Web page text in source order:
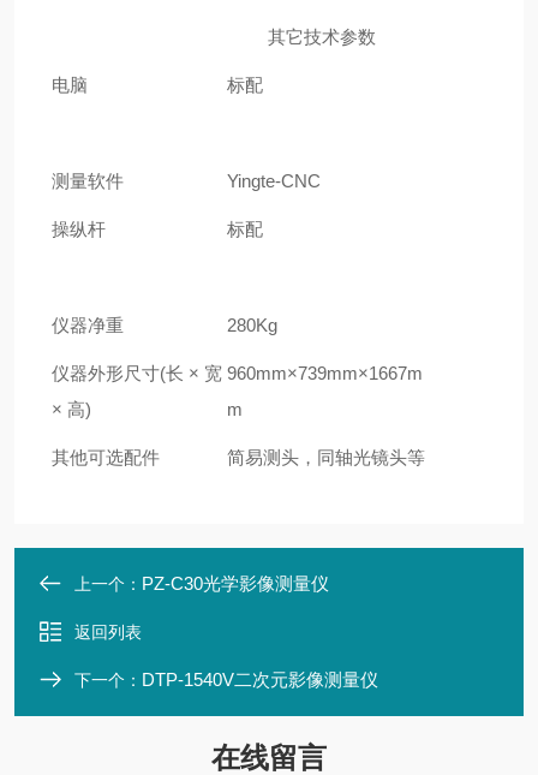
其它技术参数
电脑 标配
测量软件 Yingte-CNC
操纵杆 标配
仪器净重 280Kg
仪器外形尺寸(长 × 宽
× 高)
960mm×739mm×1667m
m
其他可选配件 简易测头，同轴光镜头等
上一个： PZ-C30光学影像测量仪
返回列表
下一个： DTP-1540V二次元影像测量仪
在线留言